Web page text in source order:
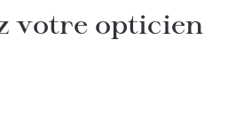
votre opticien